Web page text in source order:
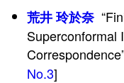
荒井 玲於奈
Superconformal
No.3]